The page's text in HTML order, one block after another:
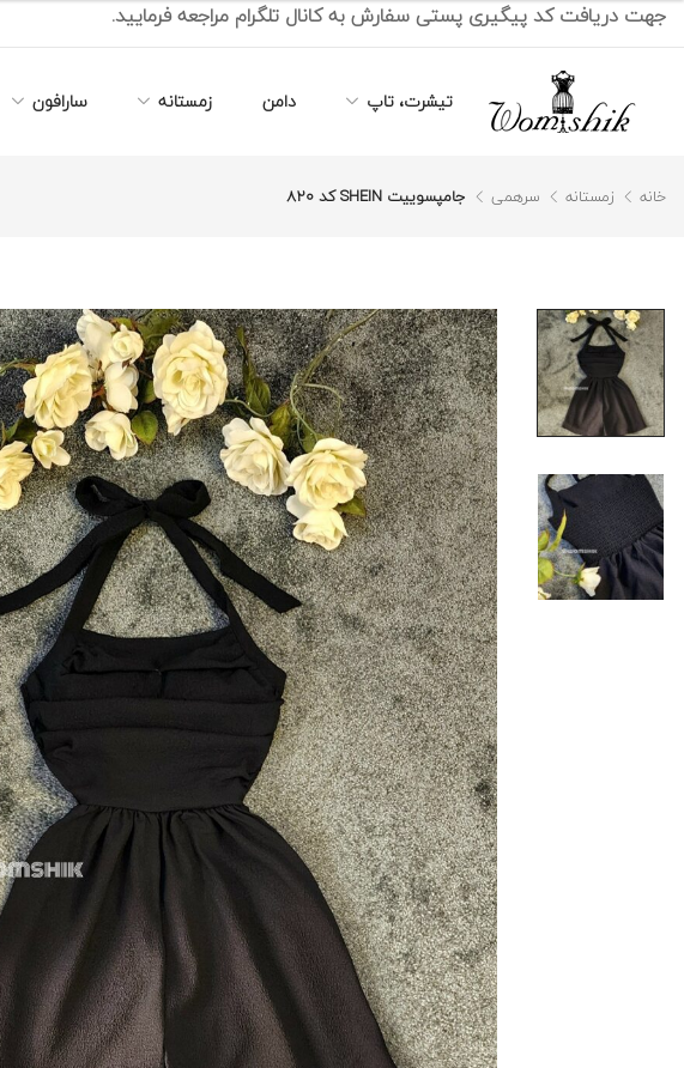
جهت دریافت کد پیگیری پستی سفارش به کانال تلگرام مراجعه فرمایید.
تیشرت، تاپ دامن زمستانه سارافون
خانه زمستانه سرهمی جامپسوییت SHEIN کد 820